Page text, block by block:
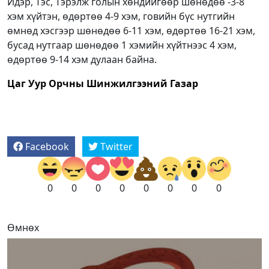
хэм хүйтэн, өдөртөө 4-9 хэм, говийн бүс нутгийн
өмнөд хэсгээр шөнөдөө 6-11 хэм, өдөртөө 16-21 хэм,
бусад нутгаар шөнөдөө 1 хэмийн хүйтнээс 4 хэм,
өдөртөө 9-14 хэм дулаан байна.
Цаг Уур Орчны Шинжилгээний Газар
Facebook Twitter
0 0 0 0 0 0 0 0
Өмнөх